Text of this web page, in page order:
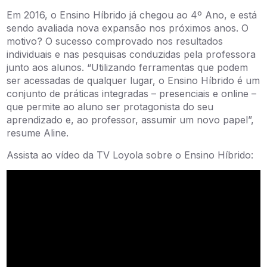
Em 2016, o Ensino Híbrido já chegou ao 4º Ano, e está
sendo avaliada nova expansão nos próximos anos. O
motivo? O sucesso comprovado nos resultados
individuais e nas pesquisas conduzidas pela professora
junto aos alunos. “Utilizando ferramentas que podem
ser acessadas de qualquer lugar, o Ensino Híbrido é um
conjunto de práticas integradas – presenciais e online –
que permite ao aluno ser protagonista do seu
aprendizado e, ao professor, assumir um novo papel”,
resume Aline.
Assista ao vídeo da TV Loyola sobre o Ensino Híbrido: